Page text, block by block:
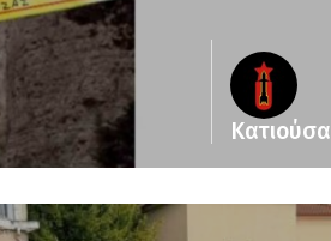
Κατιούσα